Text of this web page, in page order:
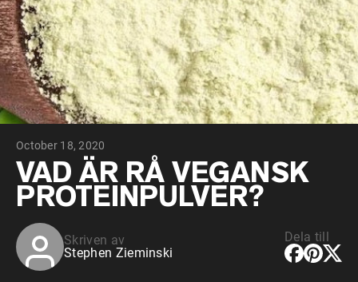
Gräsbetat vassleprotein
Vassleisolat från gräsbetande djur
Getproteinpulver från get
Micellärt kasein
Mass Gainer
Proteinkaffe
Shop All Protein Powders
VEGAN PROTEIN Best Seller
Ärtprotein
Jordnötssmör
Fröproteinpulver
Proteindrinkar
Vegan viktökare
October 18, 2020
VAD ÄR RÅ VEGANSK
PROTEINPULVER?
Skriven av
Stephen Zieminski
Dela till